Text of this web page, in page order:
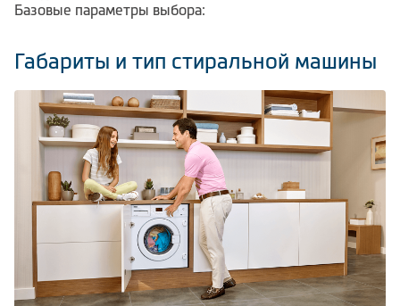
Базовые параметры выбора:
Габариты и тип стиральной машины